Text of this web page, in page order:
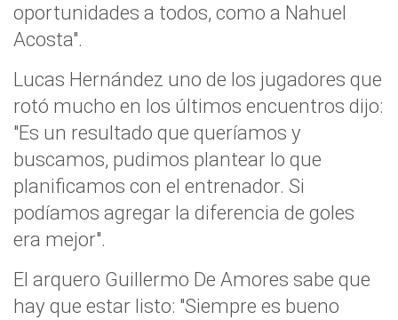
oportunidades a todos, como a Nahuel
Acosta".
Lucas Hernández uno de los jugadores que
rotó mucho en los últimos encuentros dijo:
"Es un resultado que queríamos y
buscamos, pudimos plantear lo que
planificamos con el entrenador. Si
podíamos agregar la diferencia de goles
era mejor".
El arquero Guillermo De Amores sabe que
hay que estar listo: "Siempre es bueno